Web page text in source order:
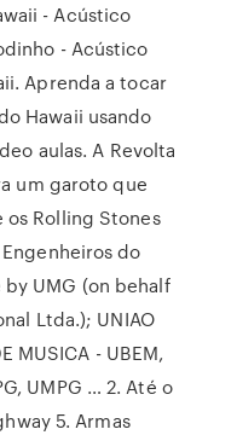
- Acústico
- Acústico
Aprenda a tocar
Hawaii usando
aulas. A Revolta
um garoto que
os Rolling Stones
Engenheiros do
UMG (on behalf
Ltda.); UNIAO
MUSICA - UBEM,
UMPG … 2. Até o
5. Armas